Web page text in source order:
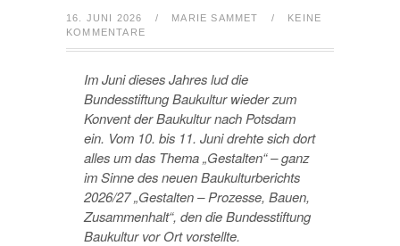
16. JUNI 2026 / MARIE SAMMET /
KEINE
KOMMENTARE
Im Juni dieses Jahres lud die
Bundesstiftung Baukultur wieder zum
Konvent der Baukultur nach Potsdam
ein. Vom 10. bis 11. Juni drehte sich dort
alles um das Thema „Gestalten“ – ganz
im Sinne des neuen Baukulturberichts
2026/27 „Gestalten – Prozesse, Bauen,
Zusammenhalt“, den die Bundesstiftung
Baukultur vor Ort vorstellte.